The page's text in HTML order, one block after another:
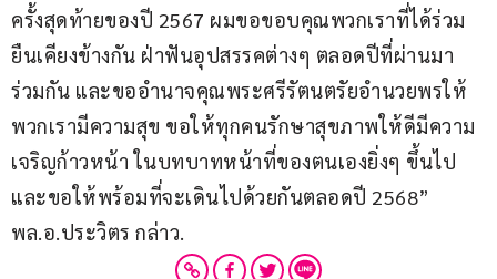
ครั้งสุดท้ายของปี 2567 ผมขอขอบคุณพวกเราที่ได้ร่วม
ยืนเคียงข้างกัน ฝ่าฟันอุปสรรคต่างๆ ตลอดปีที่ผ่านมา
ร่วมกัน และขออำนาจคุณพระศรีรัตนตรัยอำนวยพรให้
พวกเรามีความสุข ขอให้ทุกคนรักษาสุขภาพให้ดีมีความ
เจริญก้าวหน้า ในบทบาทหน้าที่ของตนเองยิ่งๆ ขึ้นไป
และขอให้พร้อมที่จะเดินไปด้วยกันตลอดปี 2568”
พล.อ.ประวิตร กล่าว.